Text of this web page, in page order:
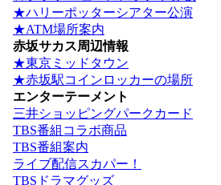
★ハリーポッターシアター公演
★ATM場所案内
赤坂サカス周辺情報
★東京ミッドタウン
★赤坂駅コインロッカーの場所
エンターテーメント
三井ショッピングパークカード
TBS番組コラボ商品
TBS番組案内
ライブ配信スカパー！
TBSドラマグッズ